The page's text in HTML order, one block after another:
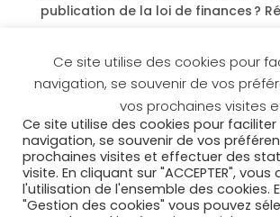
publication de la loi de finances ?
« Entrées précédentes
Accueil
Espace
Espace collaborateurs
Mentions légales
Politique de confidentialité
Ce site utilise des cookies pour
navigation, se souvenir de vos
vos prochaines visites
Ce site utilise des cookies pour
navigation, se souvenir de vos
prochaines visites et effectuer des
visite. En cliquant sur "ACCEPTER",
l'utilisation de l'ensemble des cookies.
"Gestion des cookies" vous pouvez